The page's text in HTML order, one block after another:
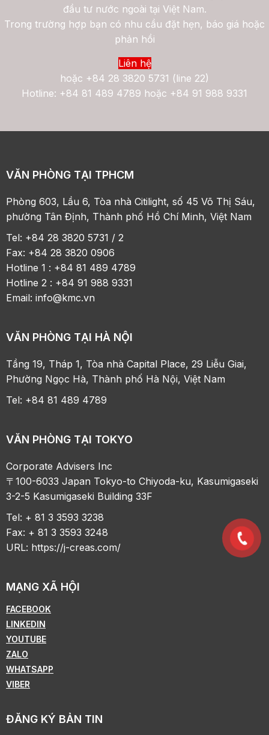
đầu tư nước ngoài tại Việt Nam.
Trong trường hợp bạn có nhu cầu đặt hẹn, báo giá hoặc
phản hồi
Liên hệ
hoặc +84 28 3820 5731 (line 22)
Hotline: +84 81 489 4789 hoặc +84 91 988 9331
VĂN PHÒNG TẠI TPHCM
Phòng 603, Lầu 6, Tòa nhà Citilight, số 45 Võ Thị Sáu,
phường Tân Định, Thành phố Hồ Chí Minh, Việt Nam
Tel: +84 28 3820 5731 / 2
Fax: +84 28 3820 0906
Hotline 1 : +84 81 489 4789
Hotline 2 : +84 91 988 9331
Email:info@kmc.vn
VĂN PHÒNG TẠI HÀ NỘI
Tầng 19, Tháp 1, Tòa nhà Capital Place, 29 Liễu Giai,
Phường Ngọc Hà, Thành phố Hà Nội, Việt Nam
Tel: +84 81 489 4789
VĂN PHÒNG TẠI TOKYO
Corporate Advisers Inc
〒100-6033 Japan Tokyo-to Chiyoda-ku, Kasumigaseki
3-2-5 Kasumigaseki Building 33F
Tel: + 81 3 3593 3238
Fax: + 81 3 3593 3248
URL: https://j-creas.com/
MẠNG XÃ HỘI
FACEBOOK
LINKEDIN
YOUTUBE
ZALO
WHATSAPP
VIBER
ĐĂNG KÝ BẢN TIN